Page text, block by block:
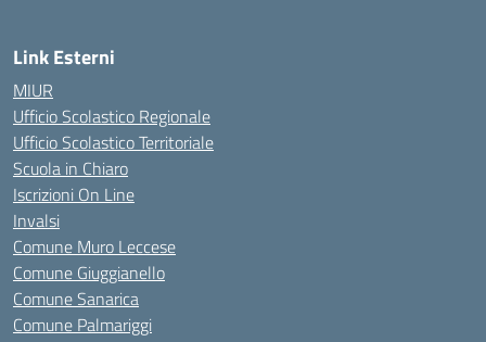
Link Esterni
MIUR
Ufficio Scolastico Regionale
Ufficio Scolastico Territoriale
Scuola in Chiaro
Iscrizioni On Line
Invalsi
Comune Muro Leccese
Comune Giuggianello
Comune Sanarica
Comune Palmariggi